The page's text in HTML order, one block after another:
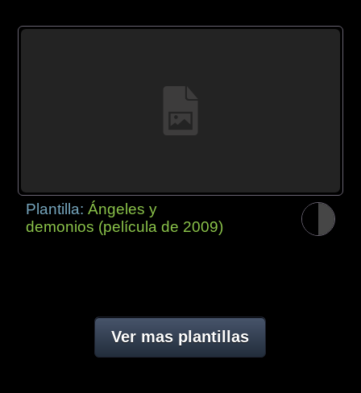
Plantilla:Ángeles y
demonios (película de 2009)
Ver mas plantillas